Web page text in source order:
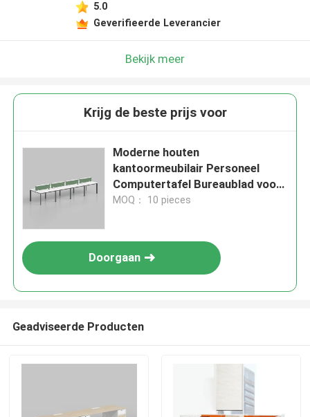
5.0
Geverifieerde Leverancier
Bekijk meer
Krijg de beste prijs voor
Moderne houten
kantoormeubilair Personeel
Computertafel Bureaublad voor
8 personen
MOQ： 10 pieces
Doorgaan
Geadviseerde Producten